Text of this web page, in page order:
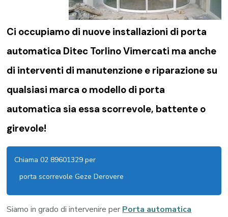
Ci occupiamo di nuove installazioni di porta
automatica Ditec Torlino Vimercati ma anche
di interventi di manutenzione e riparazione su
qualsiasi marca o modello di porta
automatica sia essa scorrevole, battente o
girevole!
Chiama 02 89601329 per
porta scorrevole Geze Derovere
Siamo in grado di intervenire perPorta automatica